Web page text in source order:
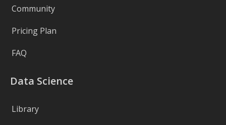
Community
Pricing Plan
FAQ
Data Science
Library